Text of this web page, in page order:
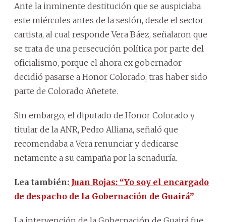
Ante la inminente destitución que se auspiciaba
este miércoles antes de la sesión, desde el sector
cartista, al cual responde Vera Báez, señalaron que
se trata de una persecución política por parte del
oficialismo, porque el ahora ex gobernador
decidió pasarse a Honor Colorado, tras haber sido
parte de Colorado Añetete.
Sin embargo, el diputado de Honor Colorado y
titular de la ANR, Pedro Alliana, señaló que
recomendaba a Vera renunciar y dedicarse
netamente a su campaña por la senaduría.
Lea también: Juan Rojas: “Yo soy el encargado
de despacho de la Gobernación de Guairá”